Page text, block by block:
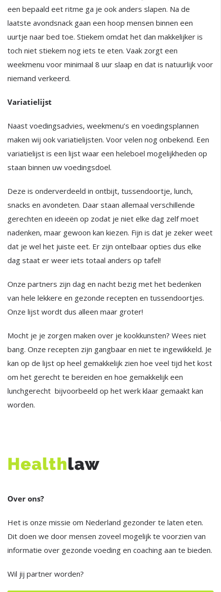
een bepaald eet ritme ga je ook anders slapen. Na de
laatste avondsnack gaan een hoop mensen binnen een
uurtje naar bed toe. Stiekem omdat het dan makkelijker is
toch niet stiekem nog iets te eten. Vaak zorgt een
weekmenu voor minimaal 8 uur slaap en dat is natuurlijk voor
niemand verkeerd.
Variatielijst
Naast voedingsadvies, weekmenu’s en voedingsplannen
maken wij ook variatielijsten. Voor velen nog onbekend. Een
variatielijst is een lijst waar een heleboel mogelijkheden op
staan binnen uw voedingsdoel.
Deze is onderverdeeld in ontbijt, tussendoortje, lunch,
snacks en avondeten. Daar staan allemaal verschillende
gerechten en ideeën op zodat je niet elke dag zelf moet
nadenken, maar gewoon kan kiezen. Fijn is dat je zeker weet
dat je wel het juiste eet. Er zijn ontelbaar opties dus elke
dag staat er weer iets totaal anders op tafel!
Onze partners zijn dag en nacht bezig met het bedenken
van hele lekkere en gezonde recepten en tussendoortjes.
Onze lijst wordt dus alleen maar groter!
Mocht je je zorgen maken over je kookkunsten? Wees niet
bang. Onze recepten zijn gangbaar en niet te ingewikkeld. Je
kan op de lijst op heel gemakkelijk zien hoe veel tijd het kost
om het gerecht te bereiden en hoe gemakkelijk een
lunchgerecht bijvoorbeeld op het werk klaar gemaakt kan
worden.
Over ons?
Het is onze missie om Nederland gezonder te laten eten.
Dit doen we door mensen zoveel mogelijk te voorzien van
informatie over gezonde voeding en coaching aan te bieden.
Wil jij partner worden?